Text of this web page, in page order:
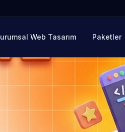
Web Tasarım Paketler